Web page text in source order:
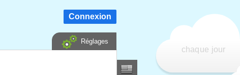
chaque jour
Connexion
Réglages